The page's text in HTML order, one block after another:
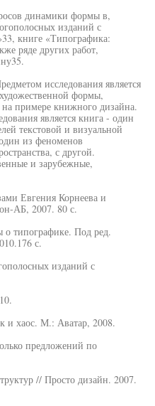
динамики формы в,
изданий с
книге «Типографика:
ряде других работ,
исследования является
формы,
примере книжного дизайна.
является книга - один
текстовой и визуальной
из феноменов
с другой.
и зарубежные,
Евгения Корнеева и
АБ, 2007. 80 с.
типографике. Под ред.
с.
изданий с
и хаос. М.: Аватар, 2008.
предложений по
// Просто дизайн. 2007.